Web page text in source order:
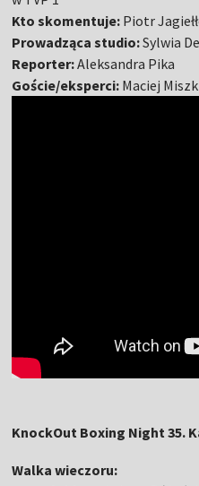
Kto skomentuje: Piotr
Prowadząca studio:Sylwia
Reporter:Aleksandra Pika
Goście/eksperci: Maciej
KnockOut Boxing Night 35.
Walka wieczoru: